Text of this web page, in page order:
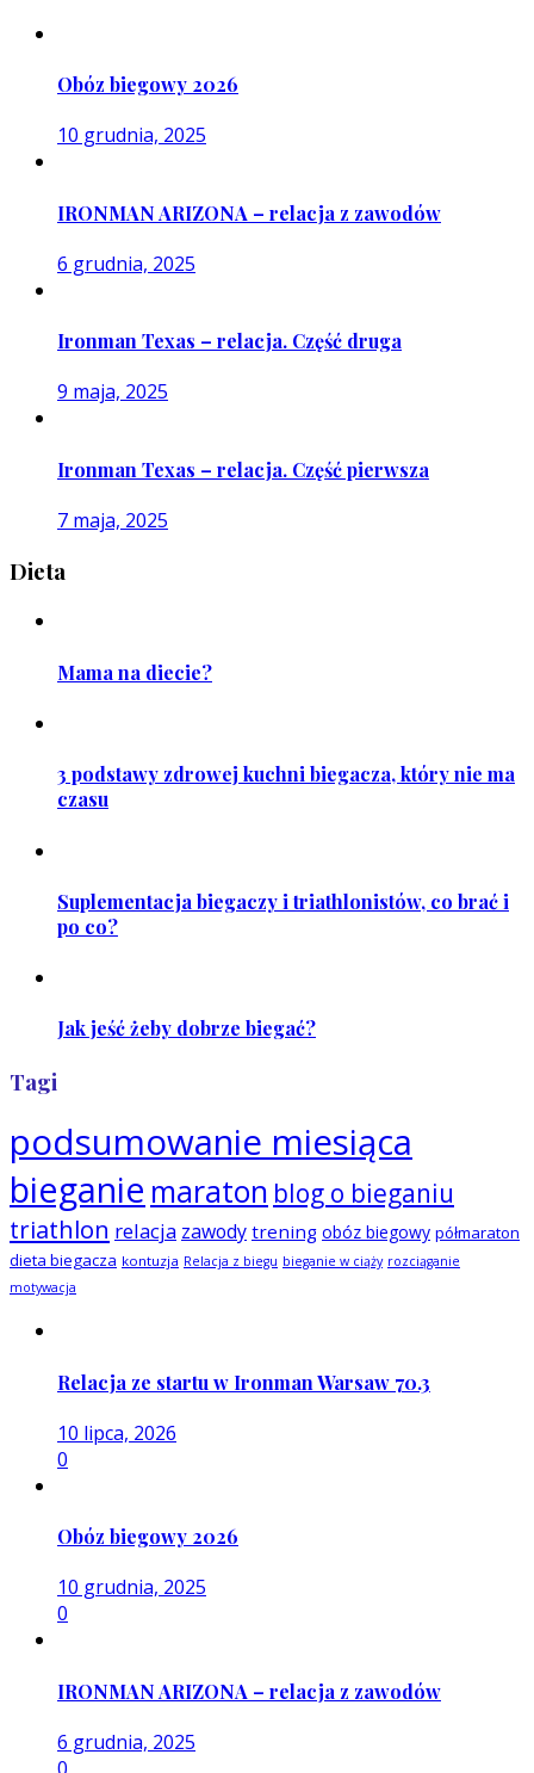
Obóz biegowy 2026
10 grudnia, 2025
IRONMAN ARIZONA – relacja z zawodów
6 grudnia, 2025
Ironman Texas – relacja. Część druga
9 maja, 2025
Ironman Texas – relacja. Część pierwsza
7 maja, 2025
Dieta
Mama na diecie?
3 podstawy zdrowej kuchni biegacza, który nie ma
czasu
Suplementacja biegaczy i triathlonistów, co brać i
po co?
Jak jeść żeby dobrze biegać?
Tagi
podsumowanie miesiąca
bieganie maraton blog o bieganiu
triathlon relacja zawody trening obóz biegowy półmaraton
dieta biegacza kontuzja Relacja z biegu bieganie w ciąży rozciąganie
motywacja
Relacja ze startu w Ironman Warsaw 70.3
10 lipca, 2026
0
Obóz biegowy 2026
10 grudnia, 2025
0
IRONMAN ARIZONA – relacja z zawodów
6 grudnia, 2025